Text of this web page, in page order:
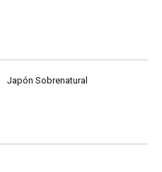
Japón Sobrenatural